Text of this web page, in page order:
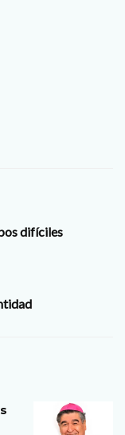
difíciles